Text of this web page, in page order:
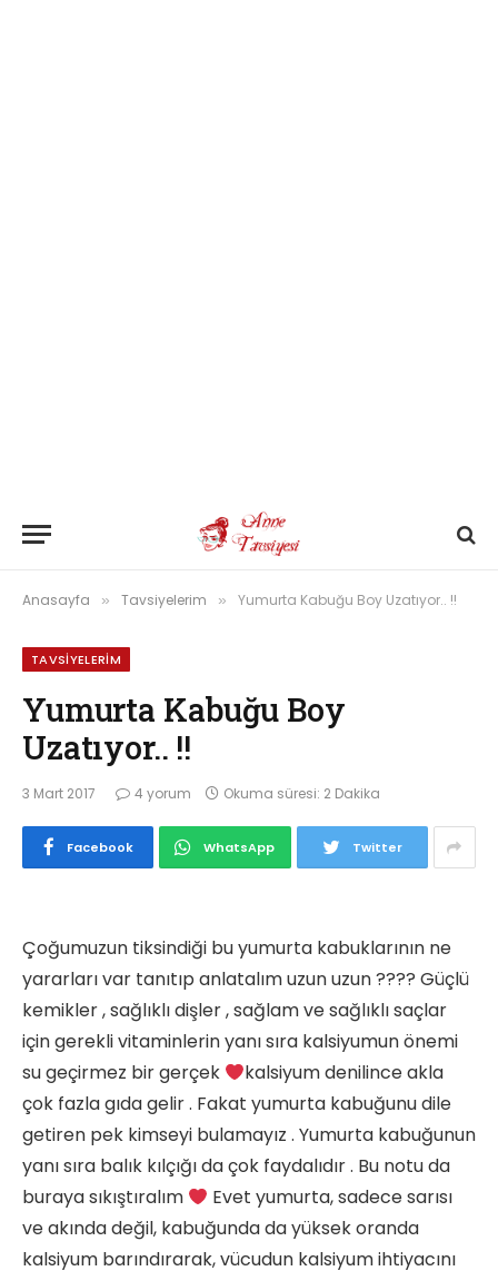
Anasayfa » Tavsiyelerim » Yumurta Kabuğu Boy Uzatıyor.. !!
TAVSIYELERIM
Yumurta Kabuğu Boy
Uzatıyor.. !!
3 Mart 2017 4 yorum Okuma süresi: 2 Dakika
Facebook WhatsApp Twitter
Çoğumuzun tiksindiği bu yumurta kabuklarının ne
yararları var tanıtıp anlatalım uzun uzun ???? Güçlü
kemikler , sağlıklı dişler , sağlam ve sağlıklı saçlar
için gerekli vitaminlerin yanı sıra kalsiyumun önemi
su geçirmez bir gerçek
kalsiyum denilince akla
çok fazla gıda gelir . Fakat yumurta kabuğunu dile
getiren pek kimseyi bulamayız . Yumurta kabuğunun
yanı sıra balık kılçığı da çok faydalıdır . Bu notu da
buraya sıkıştıralım
Evet yumurta, sadece sarısı
ve akında değil, kabuğunda da yüksek oranda
kalsiyum barındırarak, vücudun kalsiyum ihtiyacını